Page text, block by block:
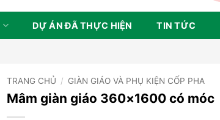
DỰ ÁN ĐÃ THỰC HIỆN TIN TỨC
TRANG CHỦ / GIÀN GIÁO VÀ PHỤ KIỆN CỐP PHA
Mâm giàn giáo 360×1600 có móc